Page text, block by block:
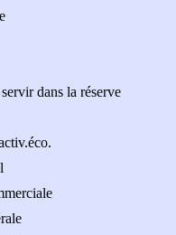
dans la réserve